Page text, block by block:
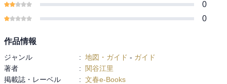
0
0
作品情報
ジャンル : 地図・ガイド - ガイド
著者
:
関谷江里
掲載誌・レーベル
: 文春e-Books